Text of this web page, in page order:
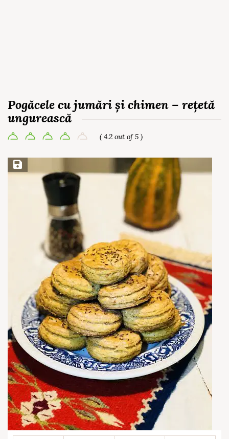
Pogăcele cu jumări și chimen – rețetă
ungurească
( 4.2 out of 5 )
Save Recipe